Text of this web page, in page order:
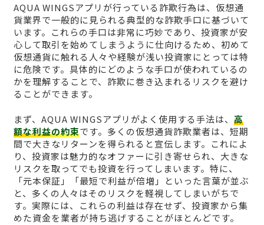
AQUA WINGSアプリが行っている詐欺行為は、仮想通
貨業界で一般的に見られる典型的な詐欺手口に基づいて
います。これらの手口は非常に巧妙であり、投資家が安
心して取引を始めてしまうように仕向けるため、初めて
仮想通貨に触れる人々や経験が浅い投資家にとっては特
に危険です。具体的にどのような手口が使われているの
かを理解することで、詐欺に巻き込まれるリスクを避け
ることができます。
まず、AQUA WINGSアプリがよく使用する手法は、 高
額な利益の約束です。多くの仮想通貨詐欺業者は、短期
間で大きなリターンを得られると宣伝します。これによ
り、投資家は魅力的なオファーに引き寄せられ、大きな
リスクを取ってでも投資を行ってしまいます。特に、
「元本保証」「最短で利益が倍増」といった言葉が並ぶ
と、多くの人々はそのリスクを軽視してしまいがちで
す。実際には、これらの利益は存在せず、投資家から集
めた資金を業者が持ち逃げすることがほとんどです。